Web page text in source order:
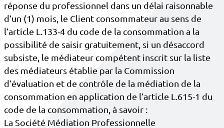
réponse du professionnel dans un délai raisonnable
d’un (1) mois, le Client consommateur au sens de
l’article L.133-4 du code de la consommation a la
possibilité de saisir gratuitement, si un désaccord
subsiste, le médiateur compétent inscrit sur la liste
des médiateurs établie par la Commission
d’évaluation et de contrôle de la médiation de la
consommation en application de l’article L.615-1 du
code de la consommation, à savoir :
La Société Médiation Professionnelle